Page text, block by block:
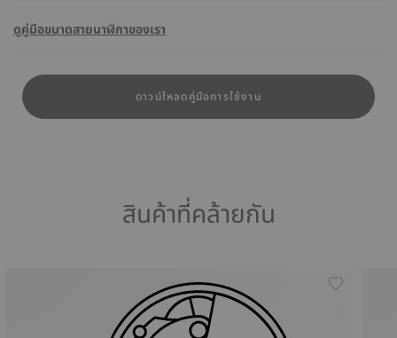
ดูคู่มือขนาดสายนาฬิกาของเรา
ดาวน์โหลดคู่มือการใช้งาน
สินค้าที่คล้ายกัน